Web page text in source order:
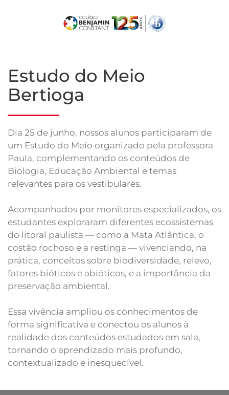
content
Estudo do Meio
Bertioga
Dia 25 de junho, nossos alunos participaram de
um Estudo do Meio organizado pela professora
Paula, complementando os conteúdos de
Biologia, Educação Ambiental e temas
relevantes para os vestibulares.
Acompanhados por monitores especializados, os
estudantes exploraram diferentes ecossistemas
do litoral paulista — como a Mata Atlântica, o
costão rochoso e a restinga — vivenciando, na
prática, conceitos sobre biodiversidade, relevo,
fatores bióticos e abióticos, e a importância da
preservação ambiental.
Essa vivência ampliou os conhecimentos de
forma significativa e conectou os alunos à
realidade dos conteúdos estudados em sala,
tornando o aprendizado mais profundo,
contextualizado e inesquecível.